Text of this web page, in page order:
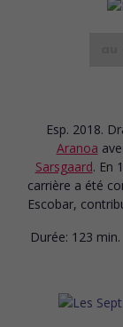
Esp. 2018.
Aranoa
Sarsgaard. En
carrière a été
Escobar,
Durée: 123 min.